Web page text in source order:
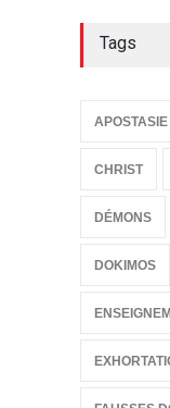
Tags
APOSTASIE
CHRIST
DÉMONS
DOKIMOS